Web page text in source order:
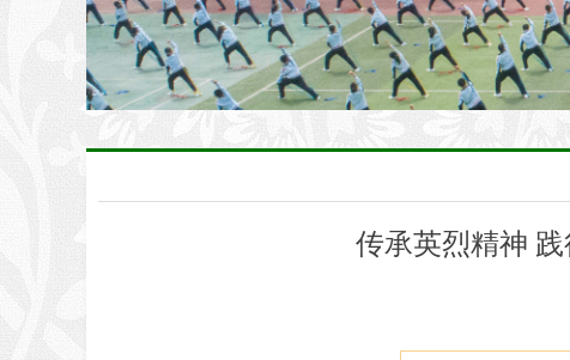
传承英烈精神